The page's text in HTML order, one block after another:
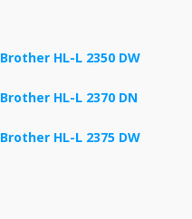
Brother HL-L 2350 DW
Brother HL-L 2370 DN
Brother HL-L 2375 DW